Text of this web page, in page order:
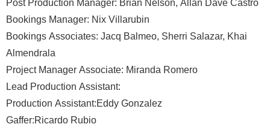
Post Production Manager: Brian Nelson, Allan Dave Castro
Bookings Manager: Nix Villarubin
Bookings Associates: Jacq Balmeo, Sherri Salazar, Khai
Almendrala
Project Manager Associate: Miranda Romero
Lead Production Assistant:
Production Assistant:Eddy Gonzalez
Gaffer:Ricardo Rubio